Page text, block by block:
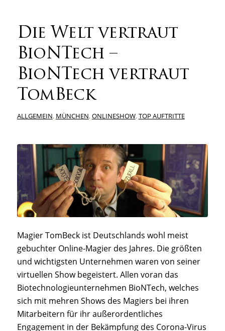
Die Welt vertraut
BioNTech –
BioNTech vertraut
TomBeck
ALLGEMEIN, MÜNCHEN,ONLINESHOW,TOP AUFTRITTE
Magier TomBeck ist Deutschlands wohl meist
gebuchter Online-Magier des Jahres. Die größten
und wichtigsten Unternehmen waren von seiner
virtuellen Show begeistert. Allen voran das
Biotechnologieunternehmen BioNTech, welches
sich mit mehren Shows des Magiers bei ihren
Mitarbeitern für ihr außerordentliches
Engagement in der Bekämpfung des Corona-Virus